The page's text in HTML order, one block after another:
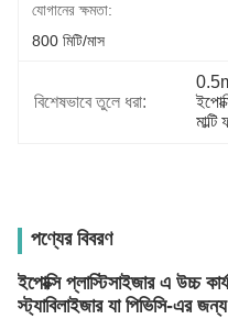
যোগানের ক্ষমতা:
800 মিটি/মাস
বিশেষভাবে তুলে ধরা:
পণ্যের বিবরণ
ইপোক্সি প্লাস্টিসাইজার এ উচ্চ
স্ট্যাবিলাইজার যা পিভিসি-এর জন্য